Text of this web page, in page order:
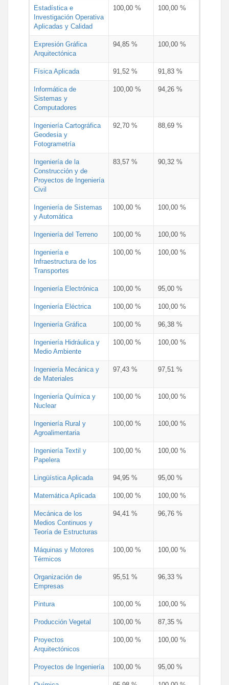
Estadística e
Investigación Operativa
Aplicadas y Calidad
100,00 % 100,00 %
Expresión Gráfica
Arquitectónica
94,85 % 100,00 %
Física Aplicada 91,52 % 91,83 %
Informática de
Sistemas y
Computadores
100,00 % 94,26 %
Ingeniería Cartográfica
Geodesia y
Fotogrametría
92,70 % 88,69 %
Ingeniería de la
Construcción y de
Proyectos de Ingeniería
Civil
83,57 % 90,32 %
Ingeniería de Sistemas
y Automática
100,00 % 100,00 %
Ingeniería del Terreno 100,00 % 100,00 %
Ingeniería e
Infraestructura de los
Transportes
100,00 % 100,00 %
Ingeniería Electrónica 100,00 % 95,00 %
Ingeniería Eléctrica 100,00 % 100,00 %
Ingeniería Gráfica 100,00 % 96,38 %
Ingeniería Hidráulica y
Medio Ambiente
100,00 % 100,00 %
Ingeniería Mecánica y
de Materiales
97,43 % 97,51 %
Ingeniería Química y
Nuclear
100,00 % 100,00 %
Ingeniería Rural y
Agroalimentaria
100,00 % 100,00 %
Ingeniería Textil y
Papelera
100,00 % 100,00 %
Lingüística Aplicada 94,95 % 95,00 %
Matemática Aplicada 100,00 % 100,00 %
Mecánica de los
Medios Continuos y
Teoría de Estructuras
94,41 % 96,76 %
Máquinas y Motores
Térmicos
100,00 % 100,00 %
Organización de
Empresas
95,51 % 96,33 %
Pintura 100,00 % 100,00 %
Producción Vegetal 100,00 % 87,35 %
Proyectos
Arquitectónicos
100,00 % 100,00 %
Proyectos de Ingeniería 100,00 % 95,00 %